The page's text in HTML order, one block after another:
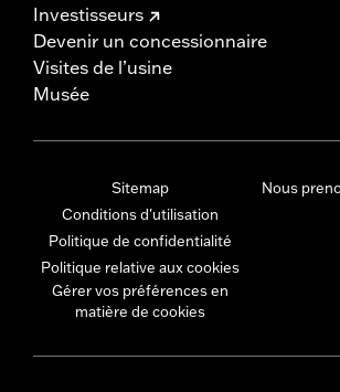
Investisseurs
Devenir un concessionnaire
Visites de l’usine
Musée
Sitemap
Conditions d'utilisation
Politique de confidentialité
Politique relative aux cookies
Gérer vos préférences en
matière de cookies
Nous